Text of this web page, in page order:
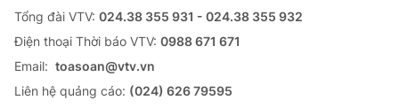
Tư vấn
Chuyên mục khác
Emagazine Podcast
Tổng đài VTV: 024.38 355 931 - 024.38 355 932
Ðiện thoại Thời báo VTV: 0988 671 671
Email: toasoan@vtv.vn
Liên hệ quảng cáo: (024) 626 79595